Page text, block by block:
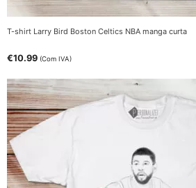
T-shirt Larry Bird Boston Celtics NBA manga curta
€10.99 (Com IVA)